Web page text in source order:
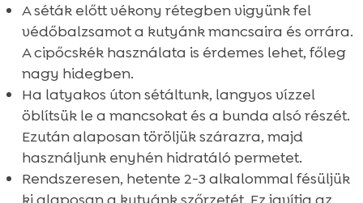
A séták előtt vékony rétegben vigyünk fel
védőbalzsamot a kutyánk mancsaira és orrára.
A cipőcskék használata is érdemes lehet, főleg
nagy hidegben.
Ha latyakos úton sétáltunk, langyos vízzel
öblítsük le a mancsokat és a bunda alsó részét.
Ezután alaposan töröljük szárazra, majd
használjunk enyhén hidratáló permetet.
Rendszeresen, hetente 2-3 alkalommal fésüljük